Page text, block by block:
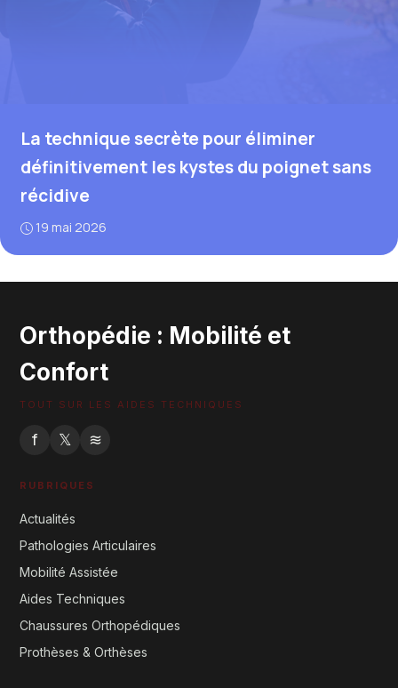
La technique secrète pour éliminer
définitivement les kystes du poignet sans
récidive
19 mai 2026
Orthopédie : Mobilité et
Confort
TOUT SUR LES AIDES TECHNIQUES
f 𝕏 ≋
RUBRIQUES
Actualités
Pathologies Articulaires
Mobilité Assistée
Aides Techniques
Chaussures Orthopédiques
Prothèses & Orthèses